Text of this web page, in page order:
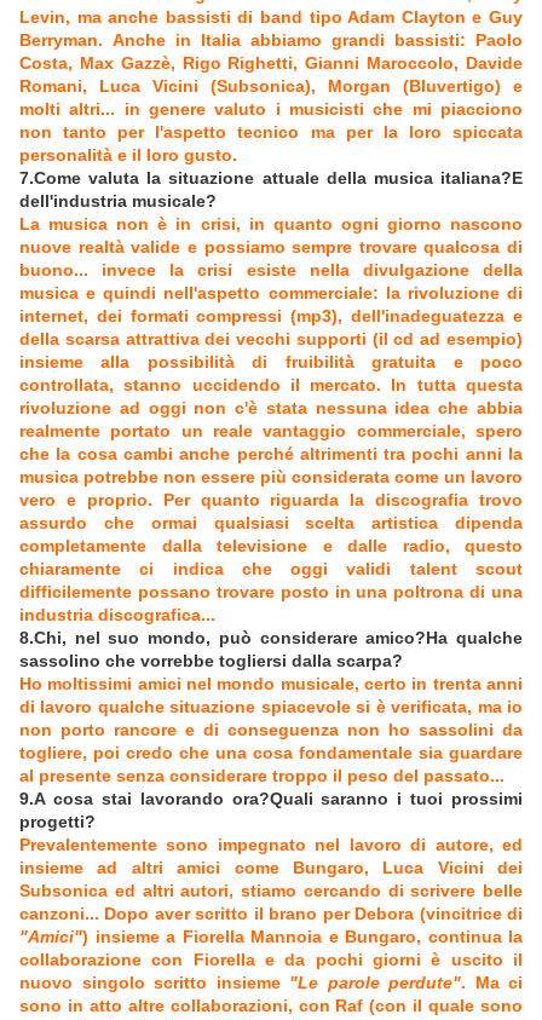
Levin, ma anche bassisti di band tipo Adam Clayton e Guy
Berryman. Anche in Italia abbiamo grandi bassisti: Paolo
Costa, Max Gazzè, Rigo Righetti, Gianni Maroccolo, Davide
Romani, Luca Vicini (Subsonica), Morgan (Bluvertigo) e
molti altri... in genere valuto i musicisti che mi piacciono
non tanto per l'aspetto tecnico ma per la loro spiccata
personalità e il loro gusto.
7.Come valuta la situazione attuale della musica italiana?E
dell'industria musicale?
La musica non è in crisi, in quanto ogni giorno nascono
nuove realtà valide e possiamo sempre trovare qualcosa di
buono... invece la crisi esiste nella divulgazione della
musica e quindi nell'aspetto commerciale: la rivoluzione di
internet, dei formati compressi (mp3), dell'inadeguatezza e
della scarsa attrattiva dei vecchi supporti (il cd ad esempio)
insieme alla possibilità di fruibilità gratuita e poco
controllata, stanno uccidendo il mercato. In tutta questa
rivoluzione ad oggi non c'è stata nessuna idea che abbia
realmente portato un reale vantaggio commerciale, spero
che la cosa cambi anche perché altrimenti tra pochi anni la
musica potrebbe non essere più considerata come un lavoro
vero e proprio. Per quanto riguarda la discografia trovo
assurdo che ormai qualsiasi scelta artistica dipenda
completamente dalla televisione e dalle radio, questo
chiaramente ci indica che oggi validi talent scout
difficilemente possano trovare posto in una poltrona di una
industria discografica...
8.Chi, nel suo mondo, può considerare amico?Ha qualche
sassolino che vorrebbe togliersi dalla scarpa?
Ho moltissimi amici nel mondo musicale, certo in trenta anni
di lavoro qualche situazione spiacevole si è verificata, ma io
non porto rancore e di conseguenza non ho sassolini da
togliere, poi credo che una cosa fondamentale sia guardare
al presente senza considerare troppo il peso del passato...
9.A cosa stai lavorando ora?Quali saranno i tuoi prossimi
progetti?
Prevalentemente sono impegnato nel lavoro di autore, ed
insieme ad altri amici come Bungaro, Luca Vicini dei
Subsonica ed altri autori, stiamo cercando di scrivere belle
canzoni... Dopo aver scritto il brano per Debora (vincitrice di
"Amici") insieme a Fiorella Mannoia e Bungaro, continua la
collaborazione con Fiorella e da pochi giorni è uscito il
nuovo singolo scritto insieme "Le parole perdute". Ma ci
sono in atto altre collaborazioni, con Raf (con il quale sono